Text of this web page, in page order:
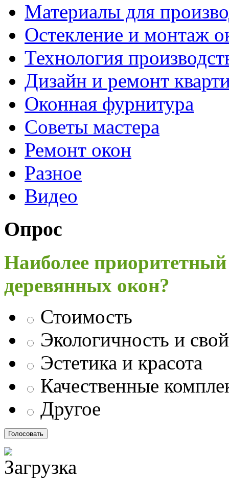
Материалы для
Остекление и монтаж
Технология
Дизайн и ремонт
Оконная фурнитура
Советы мастера
Ремонт окон
Разное
Видео
Опрос
Наиболее
деревянных окон?
Стоимость
Экологичность и
Эстетика и красота
Качественные
Другое